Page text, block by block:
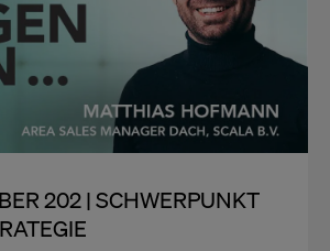
202 | SCHWERPUNKT